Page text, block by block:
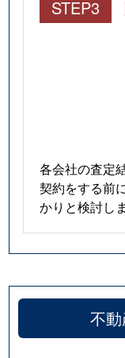
STEP3
各会社の査定
契約をする前
かりと検討し
不